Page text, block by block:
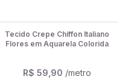
Tecido Crepe Chiffon Italiano
Flores em Aquarela Colorida
R$ 59,90 /metro